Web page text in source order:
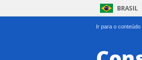
BRASIL
Ir para o conteúdo